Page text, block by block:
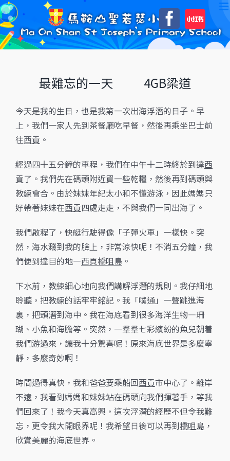
Skip
to
content
自
訂
最難忘的一天 4GB梁道
今天是我的生日，也是我第一次出海浮潛的日子。早
上，我們一家人先到茶餐廳吃早餐，然後再乘坐巴士前
往西貢 。
經過四十五分鐘的車程，我們在中午十二時終於到達西
貢了。我們先在碼頭附近買一些乾糧，然後再到碼頭與
教練會合。由於妺妺年紀太小和不懂游泳，因此媽媽只
好帶著妹妹在西貢四處走走，不與我們一同出海了。
我們啟程了，快艇行駛得像「子彈火車」一樣快。突
然，海水濺到我的臉上，非常涼快呢！不消五分鐘，我
們便到達目的地—西頁橋咀島 。
下水前，教練細心地向我們講解浮潛的規則。我仔細地
聆聽，把教練的話牢牢銘記。我「噗通」一聲跳進海
裏，把頭潛到海中。我在海底看到很多海洋生物—珊
瑚、小魚和海膽等。突然，一羣羣七彩繽紛的魚兒朝着
我們游過來，讓我十分驚喜呢！原來海底世界是多麼寧
靜，多麼奇妙啊！
時間過得真快，我和爸爸要乘船回西貢市中心了。離岸
不遠，我看到媽媽和妹妹站在碼頭向我們揮著手，等我
們回來了！我今天真高興，這次浮潛的經歷不但令我難
忘，更令我大開眼界呢！我希望日後可以再到橋咀島 ，
欣賞美麗的海底世界。